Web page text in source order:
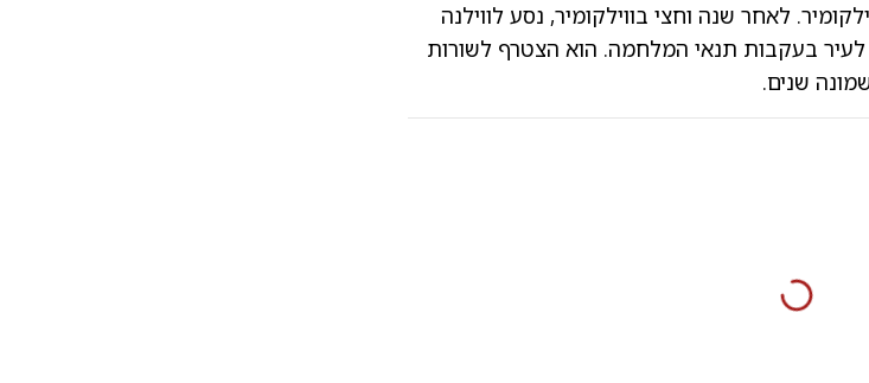
לאחר שנה וחצי בווילקומיר, נסע לווילנה
לעיר בעקבות תנאי המלחמה. הוא הצטרף לשורות
שנים.